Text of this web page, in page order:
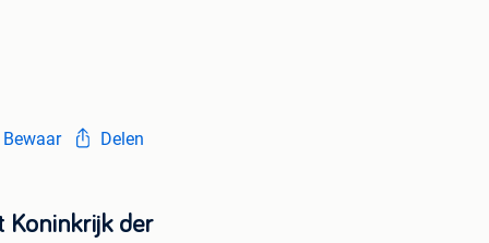
Bewaar Delen
Koninkrijk der